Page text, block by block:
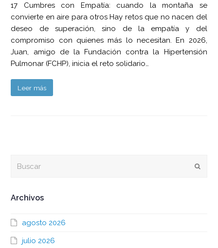
17 Cumbres con Empatía: cuando la montaña se
convierte en aire para otros Hay retos que no nacen del
deseo de superación, sino de la empatía y del
compromiso con quienes más lo necesitan. En 2026,
Juan, amigo de la Fundación contra la Hipertensión
Pulmonar (FCHP), inicia el reto solidario…
Leer más
Archivos
agosto 2026
julio 2026